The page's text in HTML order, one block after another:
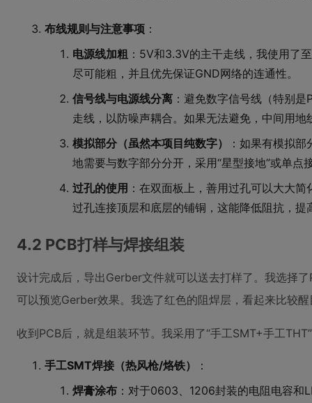
布线规则与注意事项 ：
电源线加粗 ：5V和3.3V的主干走线，我使用了
尽可能粗，并且优先保证GND网络的连通性。
信号线与电源线分离 ：避免数字信号线（特别
走线，以防噪声耦合。如果无法避免，中间用地
模拟部分（虽然本项目纯数字）
：如果有模拟
地需要与数字部分分开，采用“星型接地”或单点
过孔的使用 ：在双面板上，善用过孔可以大大
过孔连接顶层和底层的铺铜，这能降低阻抗，提
4.2 PCB打样与焊接组装
设计完成后，导出Gerber文件就可以送去打样了。我选择
可以预览Gerber效果。我选了红色的阻焊层，看起来比较醒
收到PCB后，就是组装环节。我采用了“手工SMT+手工
手工SMT焊接（热风枪/烙铁）
：
焊膏涂布 ：对于0603、1206封装的电阻电容和